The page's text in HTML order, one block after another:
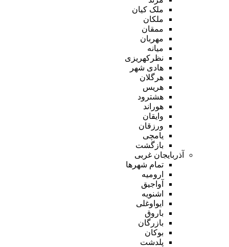
ملک کیان
ملکان
ممقان
مهربان
میانه
نظرکهریزی
هادی شهر
هرگلان
هریس
هشترود
هوراند
وایقان
ورزقان
یامچی
بازگشت
آذربایجان غربی
تمام شهر‌ها
ارومیه
آواجیق
اشنویه
ایواوغلی
باروق
بازرگان
بوکان
پلدشت